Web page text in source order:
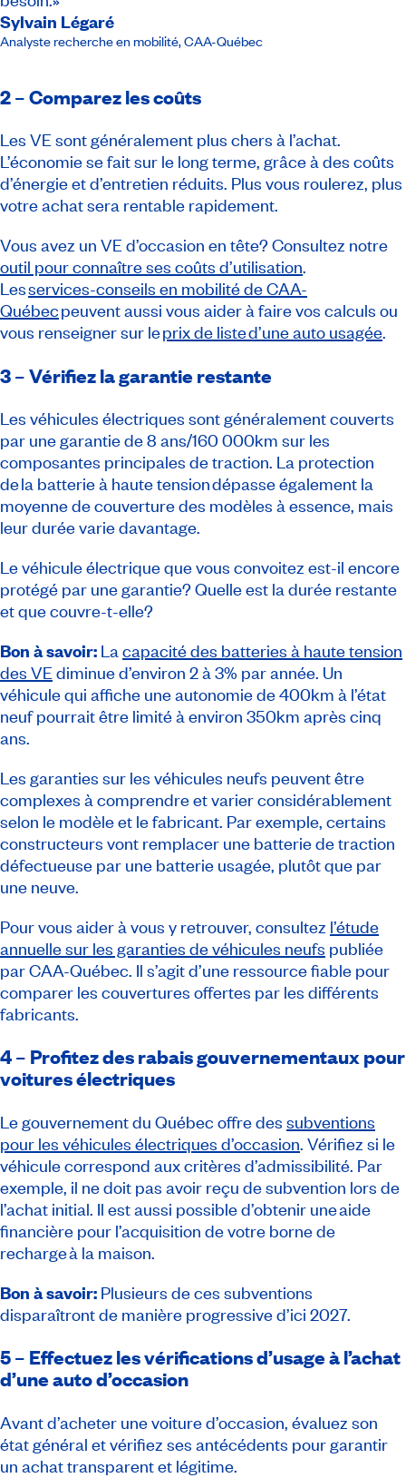
Sylvain Légaré
Analyste recherche en mobilité,CAA-Québec
2 – Comparez les coûts
Les VE sont généralement plus chers à l’achat.
L’économie se fait sur le long terme, grâce à des coûts
d’énergie et d’entretien réduits. Plus vous roulerez, plus
votre achat sera rentable rapidement.
Vous avez un VE d’occasion en tête? Consultez notre
outil pour connaître ses coûts d’utilisation.
Lesservices-conseils en mobilité de CAA-
Québecpeuvent aussi vous aider à faire vos calculs ou
vous renseigner sur leprix de liste d’une auto usagée.
3 – Vérifiez la garantie restante
Les véhicules électriques sont généralement couverts
par une garantie de 8 ans/160 000km sur les
composantes principales de traction. La protection
de la batterie à haute tension dépasse également la
moyenne de couverture des modèles à essence, mais
leur durée varie davantage.
Le véhicule électrique que vous convoitez est-il encore
protégé par une garantie? Quelle est la durée restante
et que couvre-t-elle?
Bon à savoir: La capacité des batteries à haute tension
des VE diminue d’environ 2 à 3% par année. Un
véhicule qui affiche une autonomie de 400km à l’état
neuf pourrait être limité à environ 350km après cinq
ans.
Les garanties sur les véhicules neufs peuvent être
complexes à comprendre et varier considérablement
selon le modèle et le fabricant. Par exemple, certains
constructeurs vont remplacer une batterie de traction
défectueuse par une batterie usagée, plutôt que par
une neuve.
Pour vous aider à vous y retrouver, consultez l’étude
annuelle sur les garanties de véhicules neufs publiée
par CAA-Québec. Il s’agit d’une ressource fiable pour
comparer les couvertures offertes par les différents
fabricants.
4 – Profitez des rabais gouvernementaux pour
voitures électriques
Le gouvernement du Québec offre des subventions
pour les véhicules électriques d’occasion. Vérifiez si le
véhicule correspond aux critères d’admissibilité. Par
exemple, il ne doit pas avoir reçu de subvention lors de
l’achat initial. Il est aussi possible d’obtenir une aide
financière pour l’acquisition de votre borne de
recharge à la maison.
Bon à savoir: Plusieurs de ces subventions
disparaîtront de manière progressive d’ici 2027.
5 – Effectuez les vérifications d’usage à l’achat
d’une auto d’occasion
Avant d’acheter une voiture d’occasion, évaluez son
état général et vérifiez ses antécédents pour garantir
un achat transparent et légitime.